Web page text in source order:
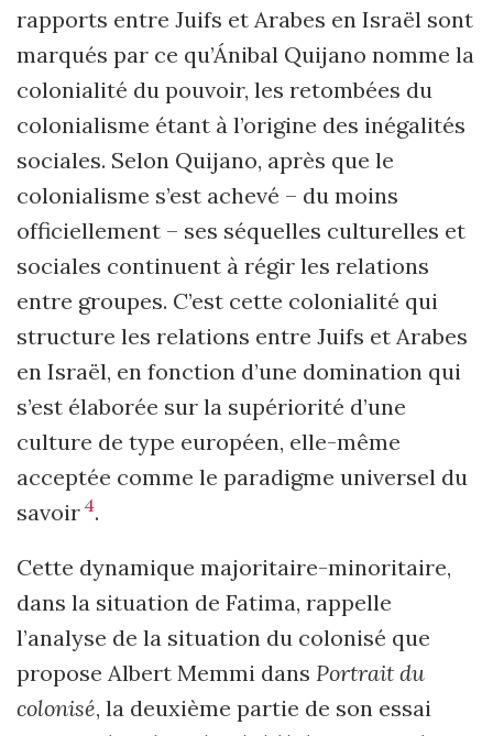
rapports entre Juifs et Arabes en Israël sont
marqués par ce qu’Ánibal Quijano nomme la
colonialité du pouvoir, les retombées du
colonialisme étant à l’origine des inégalités
sociales. Selon Quijano, après que le
colonialisme s’est achevé – du moins
officiellement – ses séquelles culturelles et
sociales continuent à régir les relations
entre groupes. C’est cette colonialité qui
structure les relations entre Juifs et Arabes
en Israël, en fonction d’une domination qui
s’est élaborée sur la supériorité d’une
culture de type européen, elle-même
acceptée comme le paradigme universel du
savoir 4.
Cette dynamique majoritaire-minoritaire,
dans la situation de Fatima, rappelle
l’analyse de la situation du colonisé que
propose Albert Memmi dans Portrait du
colonisé, la deuxième partie de son essai